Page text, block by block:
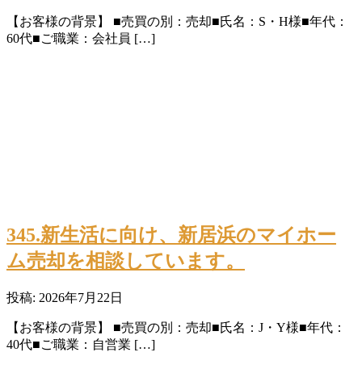
【お客様の背景】 ■売買の別：売却■氏名：S・H様■年代：
60代■ご職業：会社員 […]
345.新生活に向け、新居浜のマイホー
ム売却を相談しています。
投稿: 2026年7月22日
【お客様の背景】 ■売買の別：売却■氏名：J・Y様■年代：
40代■ご職業：自営業 […]